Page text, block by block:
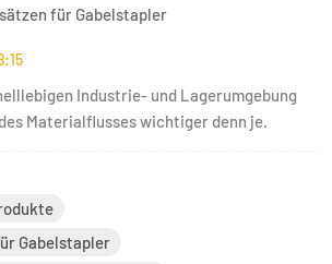
für Gabelstapler
Industrie- und Lagerumgebung
Materialflusses wichtiger denn je.
und Vielseitigkeit wirklich verbessert,
GabelstapleranbaugeräteD...
Gabelstapler